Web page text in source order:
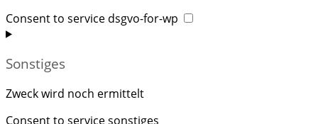
Consent to service dsgvo-for-wp
Sonstiges
Zweck wird noch ermittelt
Consent to service sonstiges